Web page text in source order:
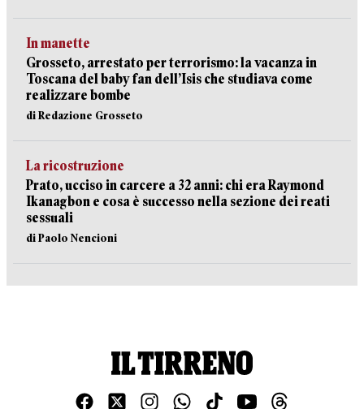
In manette
Grosseto, arrestato per terrorismo: la vacanza in
Toscana del baby fan dell’Isis che studiava come
realizzare bombe
di Redazione Grosseto
La ricostruzione
Prato, ucciso in carcere a 32 anni: chi era Raymond
Ikanagbon e cosa è successo nella sezione dei reati
sessuali
di Paolo Nencioni